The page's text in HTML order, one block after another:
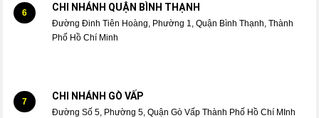
6 CHI NHÁNH QUẬN BÌNH THẠNH
Đường Đinh Tiên Hoàng, Phường 1, Quận Bình Thạnh, Thành
Phố Hồ Chí Minh
7 CHI NHÁNH GÒ VẤP
Đường Số 5, Phường 5, Quận Gò Vấp Thành Phố Hồ Chí MInh